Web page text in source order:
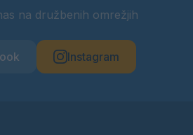
na družbenih omrežjih
Instagram